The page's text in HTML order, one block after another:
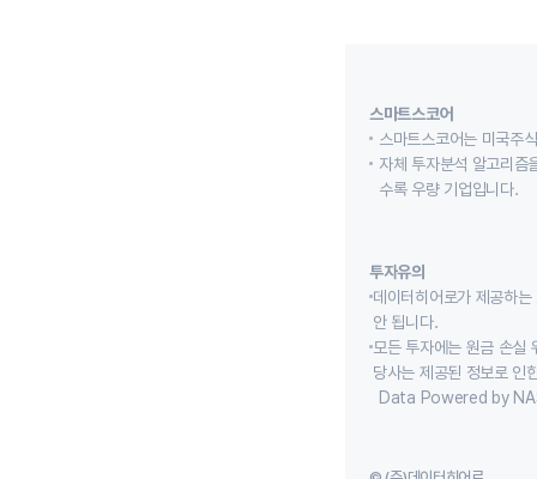
스마트스코어
스마트스코어는 미국주
자체 투자분석 알고리즘
수록 우량 기업입니다.
투자유의
데이터히어로가 제공하
안 됩니다.
모든 투자에는 원금 손실
당사는 제공된 정보로 인
Data Powered by